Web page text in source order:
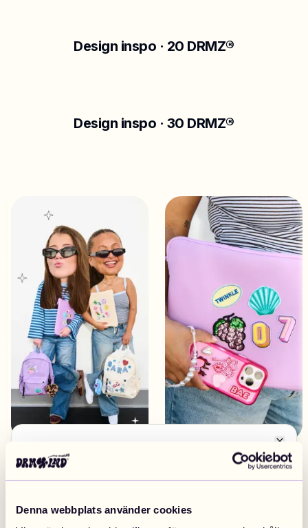
Denna webbplats använder cookies
Design inspo · 20 DRMZ®
Design inspo · 30 DRMZ®
Don't take our word for it